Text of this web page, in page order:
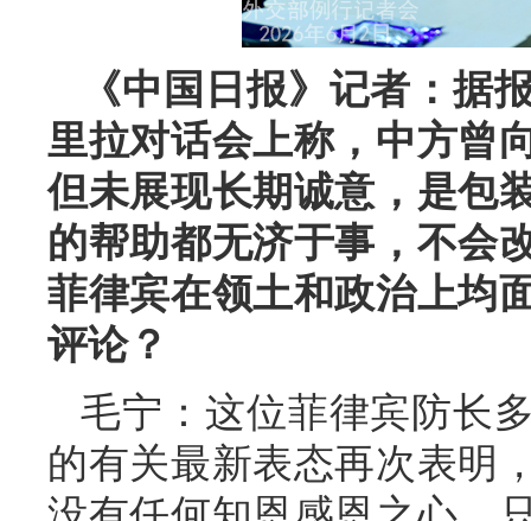
《中国日报》记者：据
里拉对话会上称，中方曾
但未展现长期诚意，是包
的帮助都无济于事，不会
菲律宾在领土和政治上均
评论？
毛宁：这位菲律宾防长
的有关最新表态再次表明